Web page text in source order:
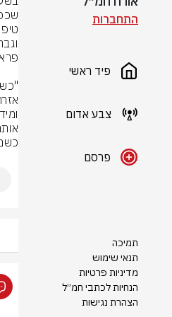
התחברות
פיד ראשי
צבע אדום
פרסם
תמיכה
תנאי שימוש
מדיניות פרטיות
הנחיות לכתבי חמ״ל
הצהרת נגישות
וגבר